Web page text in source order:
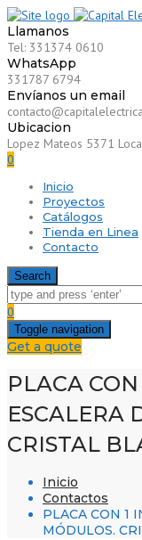
Llamanos
Tel: 331374 0610
WhatsApp
331787 6794
Envíanos un email
Ubicacion
Lopez Mateos 5371
0
Inicio
Proyectos
Catálogos
Tienda en Linea
Contacto
Search
0
Toggle navigation
Get a quote
PLACA
ESCALERA
CRISTAL
Inicio
Contactos
PLACA CON 1
MÓDULOS.